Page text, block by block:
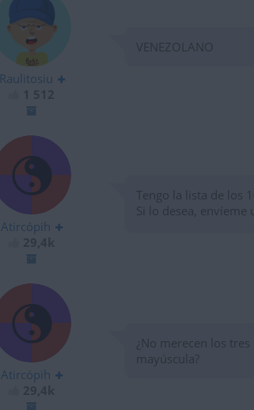
Raulitosiu
VENEZOLANO
Atircópih
Tengo la lista de los
Si lo desea, envíeme
Atircópih
¿No merecen los
mayúscula?